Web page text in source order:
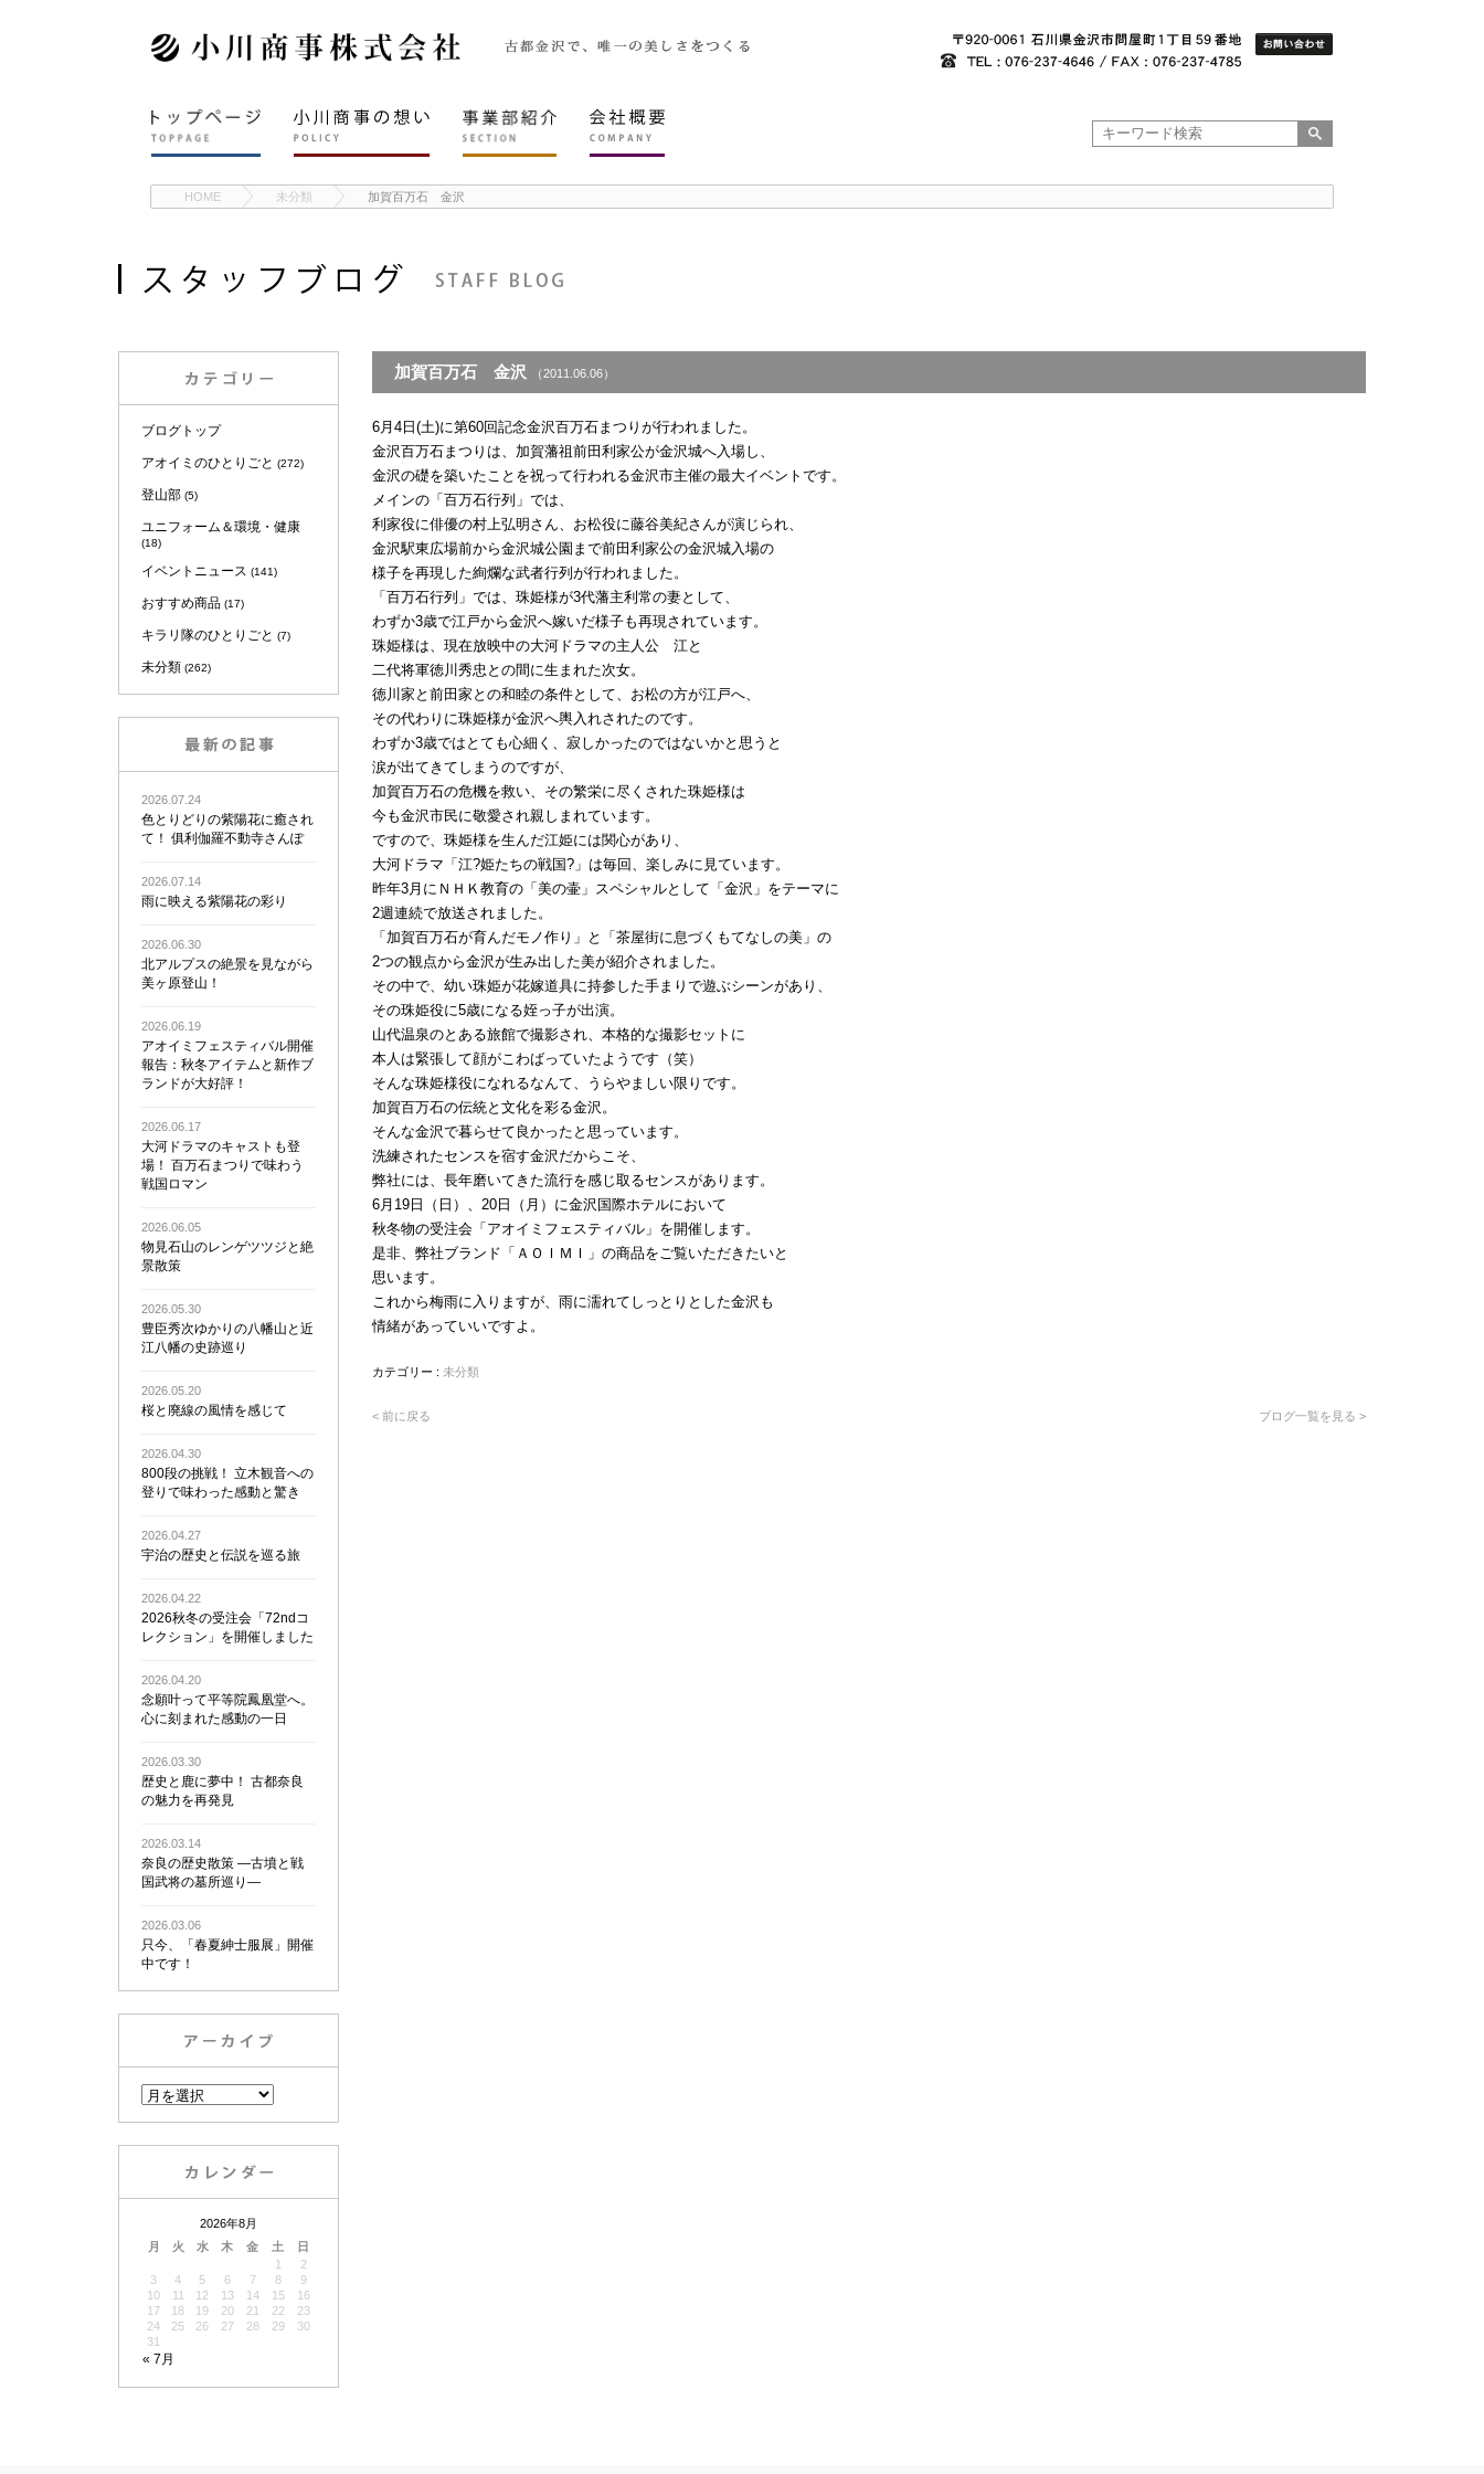
HOME 未分類 加賀百万石 金沢
ブログトップ
アオイミのひとりごと (272)
登山部 (5)
ユニフォーム＆環境・健康
(18)
イベントニュース (141)
おすすめ商品 (17)
キラリ隊のひとりごと (7)
未分類 (262)
2026.07.24
色とりどりの紫陽花に癒され
て！ 俱利伽羅不動寺さんぽ
2026.07.14
雨に映える紫陽花の彩り
2026.06.30
北アルプスの絶景を見ながら
美ヶ原登山！
2026.06.19
アオイミフェスティバル開催
報告：秋冬アイテムと新作ブ
ランドが大好評！
2026.06.17
大河ドラマのキャストも登
場！ 百万石まつりで味わう
戦国ロマン
2026.06.05
物見石山のレンゲツツジと絶
景散策
2026.05.30
豊臣秀次ゆかりの八幡山と近
江八幡の史跡巡り
2026.05.20
桜と廃線の風情を感じて
2026.04.30
800段の挑戦！ 立木観音への
登りで味わった感動と驚き
2026.04.27
宇治の歴史と伝説を巡る旅
2026.04.22
2026秋冬の受注会「72ndコ
レクション」を開催しました
2026.04.20
念願叶って平等院鳳凰堂へ。
心に刻まれた感動の一日
2026.03.30
歴史と鹿に夢中！ 古都奈良
の魅力を再発見
2026.03.14
奈良の歴史散策 ―古墳と戦
国武将の墓所巡り―
2026.03.06
只今、「春夏紳士服展」開催
中です！
2026年8月
月
火 水 木 金 土 日
« 7月
1
2
3
4 5 6 7 8
9
10
11 12 13 14 15
16
17
18 19 20 21 22
23
24
25 26 27 28 29
30
31
加賀百万石 金沢 （2011.06.06）
6月4日(土)に第60回記念金沢百万石まつりが行われました。
金沢百万石まつりは、加賀藩祖前田利家公が金沢城へ入場し、
金沢の礎を築いたことを祝って行われる金沢市主催の最大イベントです。
メインの「百万石行列」では、
利家役に俳優の村上弘明さん、お松役に藤谷美紀さんが演じられ、
金沢駅東広場前から金沢城公園まで前田利家公の金沢城入場の
様子を再現した絢爛な武者行列が行われました。
「百万石行列」では、珠姫様が3代藩主利常の妻として、
わずか3歳で江戸から金沢へ嫁いだ様子も再現されています。
珠姫様は、現在放映中の大河ドラマの主人公 江と
二代将軍徳川秀忠との間に生まれた次女。
徳川家と前田家との和睦の条件として、お松の方が江戸へ、
その代わりに珠姫様が金沢へ輿入れされたのです。
わずか3歳ではとても心細く、寂しかったのではないかと思うと
涙が出てきてしまうのですが、
加賀百万石の危機を救い、その繁栄に尽くされた珠姫様は
今も金沢市民に敬愛され親しまれています。
ですので、珠姫様を生んだ江姫には関心があり、
大河ドラマ「江?姫たちの戦国?」は毎回、楽しみに見ています。
昨年3月にＮＨＫ教育の「美の壷」スペシャルとして「金沢」をテーマに
2週連続で放送されました。
「加賀百万石が育んだモノ作り」と「茶屋街に息づくもてなしの美」の
2つの観点から金沢が生み出した美が紹介されました。
その中で、幼い珠姫が花嫁道具に持参した手まりで遊ぶシーンがあり、
その珠姫役に5歳になる姪っ子が出演。
山代温泉のとある旅館で撮影され、本格的な撮影セットに
本人は緊張して顔がこわばっていたようです（笑）
そんな珠姫様役になれるなんて、うらやましい限りです。
加賀百万石の伝統と文化を彩る金沢。
そんな金沢で暮らせて良かったと思っています。
洗練されたセンスを宿す金沢だからこそ、
弊社には、長年磨いてきた流行を感じ取るセンスがあります。
6月19日（日）、20日（月）に金沢国際ホテルにおいて
秋冬物の受注会「アオイミフェスティバル」を開催します。
是非、弊社ブランド「ＡＯＩＭＩ」の商品をご覧いただきたいと
思います。
これから梅雨に入りますが、雨に濡れてしっとりとした金沢も
情緒があっていいですよ。
カテゴリー : 未分類
< 前に戻る ブログ一覧を見る >